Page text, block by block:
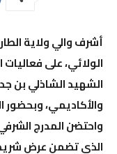
أشرف والي ولاية
الولائي، على
الشهيد الشاذلي بن
والأكاديمي، وبحضور
واحتضن المدرج
الذي تضمن عرض شريط